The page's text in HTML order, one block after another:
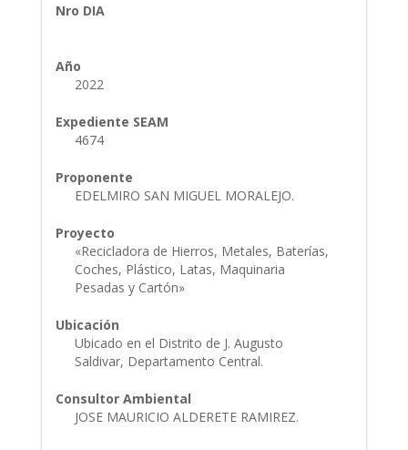
Nro DIA
Año
2022
Expediente SEAM
4674
Proponente
EDELMIRO SAN MIGUEL MORALEJO.
Proyecto
«Recicladora de Hierros, Metales, Baterías,
Coches, Plástico, Latas, Maquinaria
Pesadas y Cartón»
Ubicación
Ubicado en el Distrito de J. Augusto
Saldivar, Departamento Central.
Consultor Ambiental
JOSE MAURICIO ALDERETE RAMIREZ.